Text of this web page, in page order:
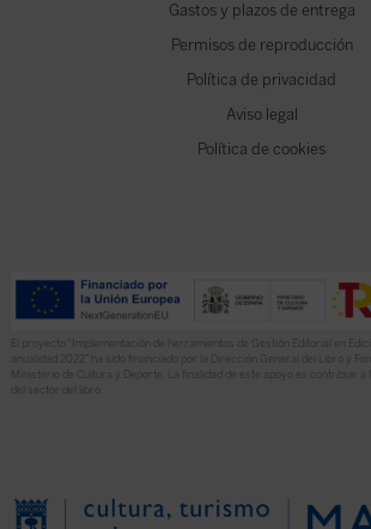
Gastos y plazos de entrega
Permisos de reproducción
Política de privacidad
Aviso legal
Política de cookies
El proyecto “Implementación de herramientas de Gestión Editorial en
anualidad 2022” ha sido financiado por la Dirección General del Libro y
Ministerio de Cultura y Deporte. La finalidad de este apoyo es contribuir a
del sector del libro.